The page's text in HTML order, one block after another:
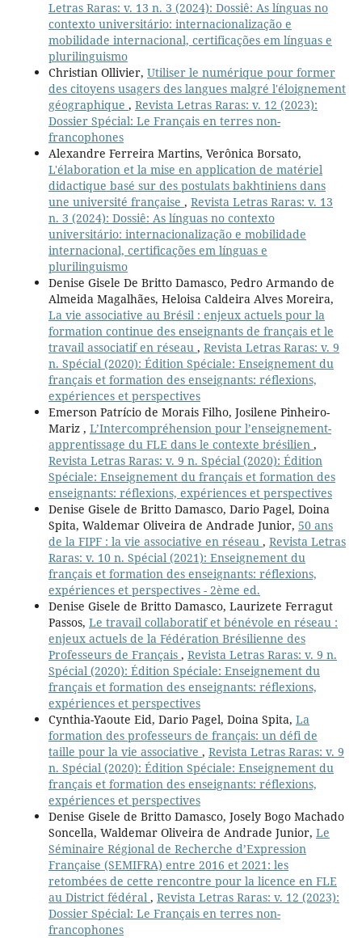
Letras Raras: v. 13 n. 3 (2024): Dossiê: As línguas no
contexto universitário: internacionalização e
mobilidade internacional, certificações em línguas e
plurilinguismo
Christian Ollivier, Utiliser le numérique pour former
des citoyens usagers des langues malgré l'éloignement
géographique , Revista Letras Raras: v. 12 (2023):
Dossier Spécial: Le Français en terres non-
francophones
Alexandre Ferreira Martins, Verônica Borsato,
L'élaboration et la mise en application de matériel
didactique basé sur des postulats bakhtiniens dans
une université française , Revista Letras Raras: v. 13
n. 3 (2024): Dossiê: As línguas no contexto
universitário: internacionalização e mobilidade
internacional, certificações em línguas e
plurilinguismo
Denise Gisele De Britto Damasco, Pedro Armando de
Almeida Magalhães, Heloisa Caldeira Alves Moreira,
La vie associative au Brésil : enjeux actuels pour la
formation continue des enseignants de français et le
travail associatif en réseau , Revista Letras Raras: v. 9
n. Spécial (2020): Édition Spéciale: Enseignement du
français et formation des enseignants: réflexions,
expériences et perspectives
Emerson Patrício de Morais Filho, Josilene Pinheiro-
Mariz , L’Intercompréhension pour l’enseignement-
apprentissage du FLE dans le contexte brésilien ,
Revista Letras Raras: v. 9 n. Spécial (2020): Édition
Spéciale: Enseignement du français et formation des
enseignants: réflexions, expériences et perspectives
Denise Gisele de Britto Damasco, Dario Pagel, Doina
Spita, Waldemar Oliveira de Andrade Junior, 50 ans
de la FIPF : la vie associative en réseau , Revista Letras
Raras: v. 10 n. Spécial (2021): Enseignement du
français et formation des enseignants: réflexions,
expériences et perspectives - 2ème ed.
Denise Gisele de Britto Damasco, Laurizete Ferragut
Passos, Le travail collaboratif et bénévole en réseau :
enjeux actuels de la Fédération Brésilienne des
Professeurs de Français , Revista Letras Raras: v. 9 n.
Spécial (2020): Édition Spéciale: Enseignement du
français et formation des enseignants: réflexions,
expériences et perspectives
Cynthia-Yaoute Eid, Dario Pagel, Doina Spita, La
formation des professeurs de français: un défi de
taille pour la vie associative , Revista Letras Raras: v. 9
n. Spécial (2020): Édition Spéciale: Enseignement du
français et formation des enseignants: réflexions,
expériences et perspectives
Denise Gisele de Britto Damasco, Josely Bogo Machado
Soncella, Waldemar Oliveira de Andrade Junior, Le
Séminaire Régional de Recherche d’Expression
Française (SEMIFRA) entre 2016 et 2021: les
retombées de cette rencontre pour la licence en FLE
au District fédéral , Revista Letras Raras: v. 12 (2023):
Dossier Spécial: Le Français en terres non-
francophones